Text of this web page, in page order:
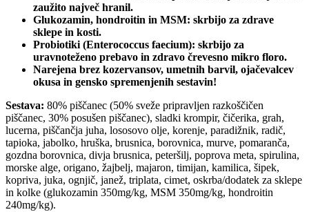
zaužito največ hranil.
Glukozamin, hondroitin in MSM: skrbijo za zdrave
sklepe in kosti.
Probiotiki (Enterococcus faecium): skrbijo za
uravnoteženo prebavo in zdravo črevesno mikro floro.
Narejena brez kozervansov, umetnih barvil, ojačevalcev
okusa in gensko spremenjenih sestavin!
Sestava: 80% piščanec (50% sveže pripravljen razkoščičen
piščanec, 30% posušen piščanec), sladki krompir, čičerika, grah,
lucerna, piščančja juha, lososovo olje, korenje, paradižnik, radič,
tapioka, jabolko, hruška, brusnica, borovnica, murve, pomaranča,
gozdna borovnica, divja brusnica, peteršilj, poprova meta, spirulina,
morske alge, origano, žajbelj, majaron, timijan, kamilica, šipek,
kopriva, juka, ognjič, janež, triplata, cimet, oskrba/dodatek za sklepe
in kolke (glukozamin 350mg/kg, MSM 350mg/kg, hondroitin
240mg/kg).